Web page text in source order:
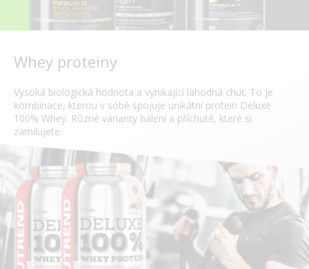
Whey proteiny
Vysoká biologická hodnota a vynikající lahodná chuť. To je
kombinace, kterou v sobě spojuje unikátní protein Deluxe
100% Whey. Různé varianty balení a příchutě, které si
zamilujete.